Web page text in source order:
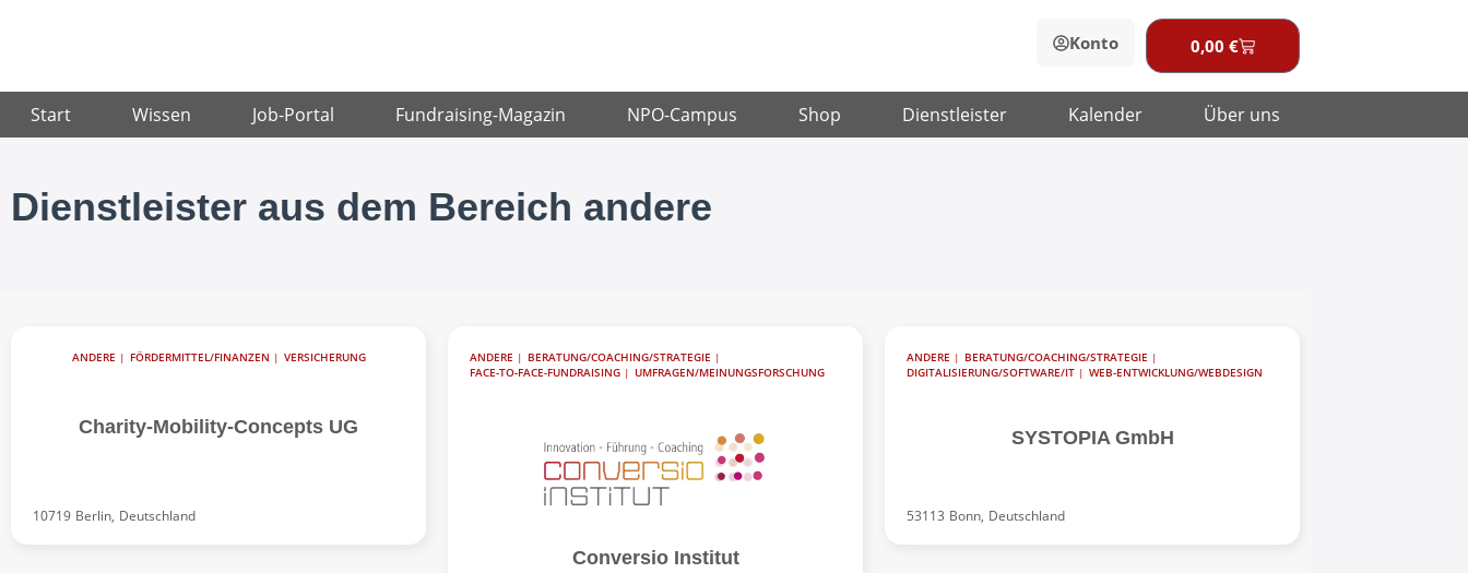
Konto 0,00 €Warenkorb
Start Wissen Job-Portal Fundraising-Magazin NPO-Campus Shop Dienstleister Kalender Über uns
Dienstleister aus dem Bereich andere
ANDERE | FÖRDERMITTEL/FINANZEN | VERSICHERUNG
Charity-Mobility-Concepts UG
10719 Berlin, Deutschland
ANDERE | BERATUNG/COACHING/STRATEGIE |
FACE-TO-FACE-FUNDRAISING | UMFRAGEN/MEINUNGSFORSCHUNG
Conversio Institut
ANDERE | BERATUNG/COACHING/STRATEGIE |
DIGITALISIERUNG/SOFTWARE/IT | WEB-ENTWICKLUNG/WEBDESIGN
SYSTOPIA GmbH
53113 Bonn, Deutschland